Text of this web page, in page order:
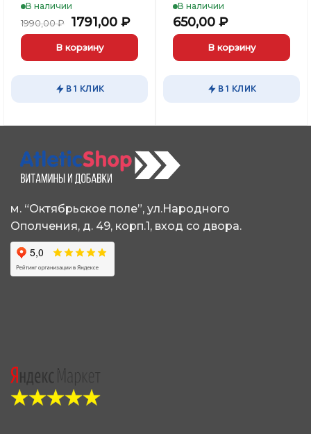
В наличии
1990,00₽
Первоначальная
цена
составляла
1990,00 ₽.
1791,00 ₽Текущая
цена:
В корзину
В 1 КЛИК
В наличии
650,00 ₽
В корзину
В 1 КЛИК
м. “Октябрьское поле”, ул.Народного
Ополчения, д. 49, корп.1, вход со двора.